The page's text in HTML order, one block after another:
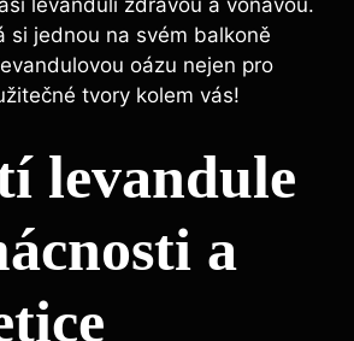
si jednou na svém balkoně
oázu nejen pro
tvory kolem vás!
levandule
a